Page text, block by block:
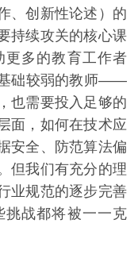
、创新性论述）的
持续攻关的核心课
更多的教育工作者
础较弱的教师——
也需要投入足够的
面，如何在技术应
安全、防范算法偏
但我们有充分的理
业规范的逐步完善
挑战都将被一一克